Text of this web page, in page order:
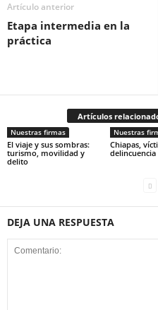
Artículo anterior
Etapa intermedia en la
práctica
Artículos
Nuestras firmas
El viaje y sus sombras:
turismo, movilidad y
delito
Nuestras
Chiapas,
delincuencia
DEJA UNA RESPUESTA